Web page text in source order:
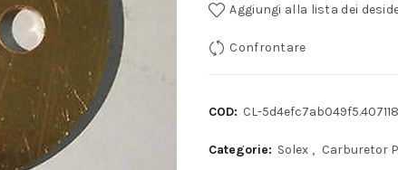
Aggiungi alla lista dei
Confrontare
COD: CL-
Categorie: Solex , Carburetor